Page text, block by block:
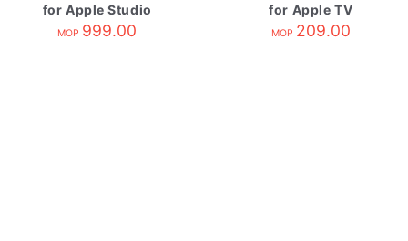
for Apple Studio
Display
MOP 999.00
for Apple TV
MOP 209.00